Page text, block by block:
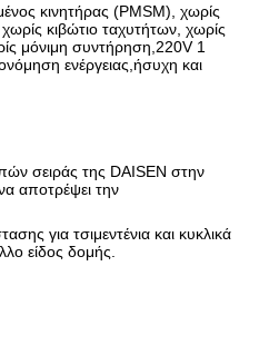
κινητήρας (PMSM), χωρίς
κιβώτιο ταχυτήτων, χωρίς
μόνιμη συντήρηση,220V 1
ενέργειας,ήσυχη και
σειράς της DAISEN στην
αποτρέψει την
για τσιμεντένια και κυκλικά
είδος δομής.